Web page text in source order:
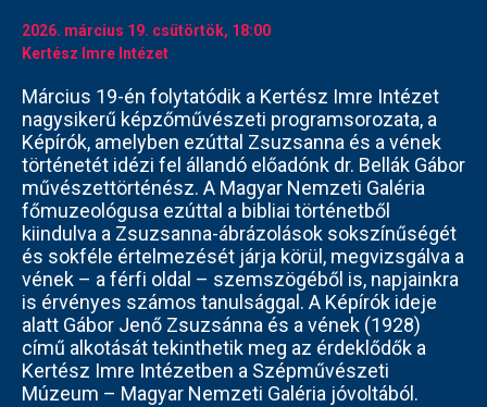
2026. március 19. csütörtök, 18:00
Kertész Imre Intézet
Március 19-én folytatódik a Kertész Imre Intézet
nagysikerű képzőművészeti programsorozata, a
Képírók, amelyben ezúttal Zsuzsanna és a vének
történetét idézi fel állandó előadónk dr. Bellák Gábor
művészettörténész. A Magyar Nemzeti Galéria
főmuzeológusa ezúttal a bibliai történetből
kiindulva a Zsuzsanna-ábrázolások sokszínűségét
és sokféle értelmezését járja körül, megvizsgálva a
vének – a férfi oldal – szemszögéből is, napjainkra
is érvényes számos tanulsággal. A Képírók ideje
alatt Gábor Jenő Zsuzsánna és a vének (1928)
című alkotását tekinthetik meg az érdeklődők a
Kertész Imre Intézetben a Szépművészeti
Múzeum – Magyar Nemzeti Galéria jóvoltából.